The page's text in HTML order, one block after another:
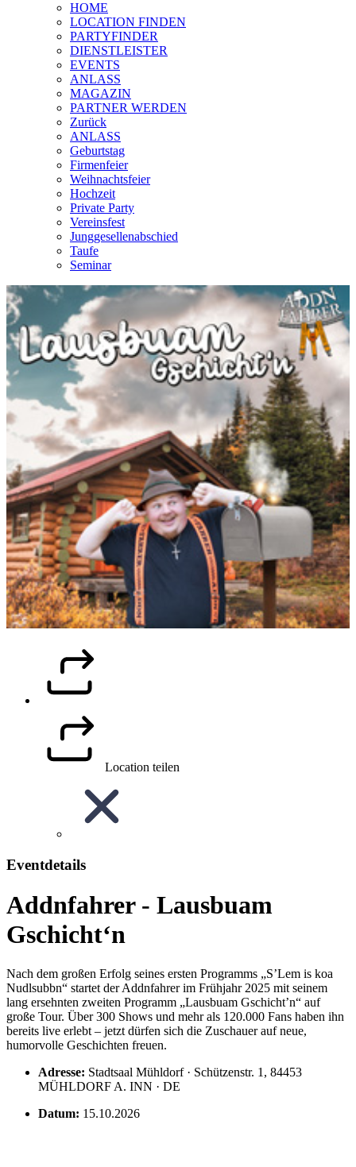
HOME
LOCATION FINDEN
PARTYFINDER
DIENSTLEISTER
EVENTS
ANLASS
MAGAZIN
PARTNER WERDEN
Zurück
ANLASS
Geburtstag
Firmenfeier
Weihnachtsfeier
Hochzeit
Private Party
Vereinsfest
Junggesellenabschied
Taufe
Seminar
Location teilen
Eventdetails
Addnfahrer - Lausbuam
Gschicht‘n
Nach dem großen Erfolg seines ersten Programms „S’Lem is koa
Nudlsubbn“ startet der Addnfahrer im Frühjahr 2025 mit seinem
lang ersehnten zweiten Programm „Lausbuam Gschicht’n“ auf
große Tour. Über 300 Shows und mehr als 120.000 Fans haben ihn
bereits live erlebt – jetzt dürfen sich die Zuschauer auf neue,
humorvolle Geschichten freuen.
Adresse: Stadtsaal Mühldorf · Schützenstr. 1, 84453
MÜHLDORF A. INN · DE
Datum: 15.10.2026